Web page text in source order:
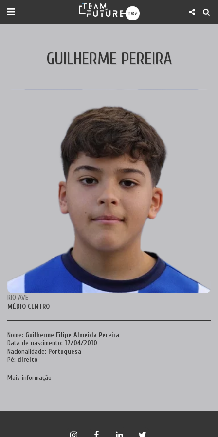
GUILHERME PEREIRA
RIO AVE
MÉDIO CENTRO
Nome: Guilherme Filipe Almeida Pereira
Data de nascimento: 17/04/2010
Nacionalidade: Portuguesa
Pé: direito
Mais informação